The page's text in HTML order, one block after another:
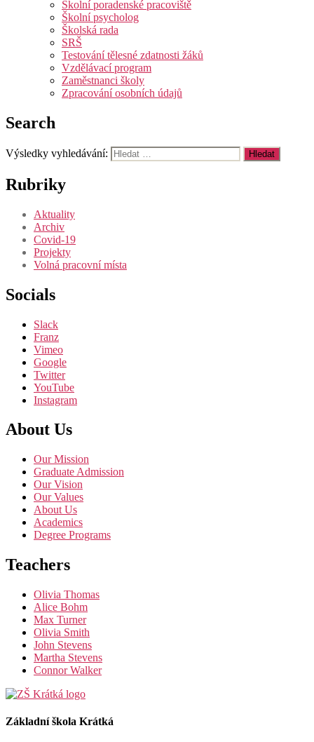
Školní poradenské pracoviště
Školní psycholog
Školská rada
SRŠ
Testování tělesné zdatnosti žáků
Vzdělávací program
Zaměstnanci školy
Zpracování osobních údajů
Search
Výsledky vyhledávání:
Rubriky
Aktuality
Archiv
Covid-19
Projekty
Volná pracovní místa
Socials
Slack
Franz
Vimeo
Google
Twitter
YouTube
Instagram
About Us
Our Mission
Graduate Admission
Our Vision
Our Values
About Us
Academics
Degree Programs
Teachers
Olivia Thomas
Alice Bohm
Max Turner
Olivia Smith
John Stevens
Martha Stevens
Connor Walker
Základní škola Krátká